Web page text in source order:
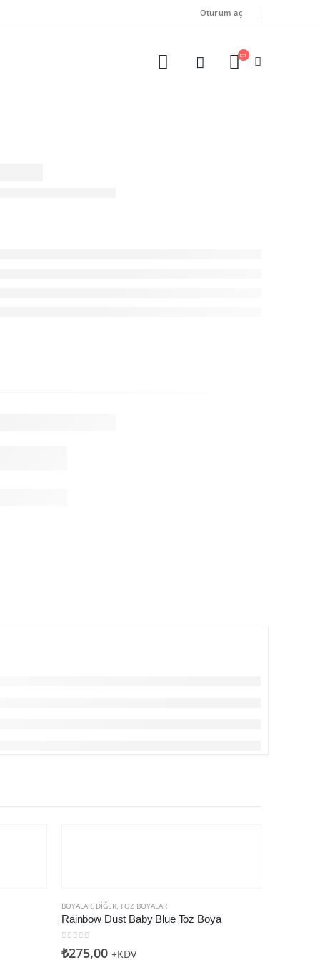
Oturum aç
BOYALAR, DIĞER, TOZ BOYALAR
Rainbow Dust Baby Blue Toz Boya
05 üzerinden
₺275,00 +KDV